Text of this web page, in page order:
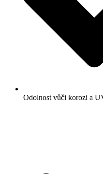
Odolnost vůči korozi a